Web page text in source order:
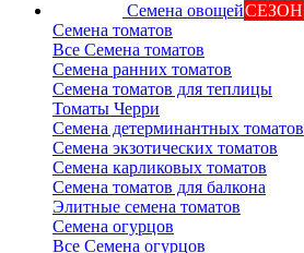
Семена овощейСЕЗОН
Семена томатов
Все Семена томатов
Семена ранних томатов
Семена томатов для теплицы
Томаты Черри
Семена детерминантных томатов
Семена экзотических томатов
Семена карликовых томатов
Семена томатов для балкона
Элитные семена томатов
Семена огурцов
Все Семена огурцов